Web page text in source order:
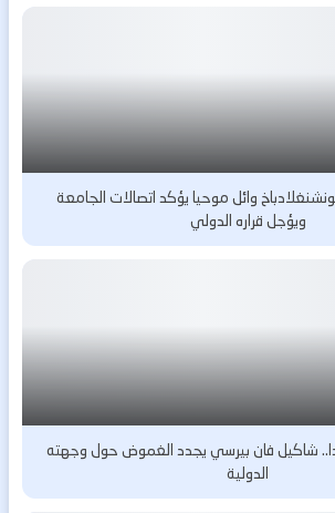
وائل موحيا يؤكد اتصالات الجامعة
ويؤجل قراره الدولي
شاكيل فان بيرسي يجدد الغموض حول وجهته
الدولية